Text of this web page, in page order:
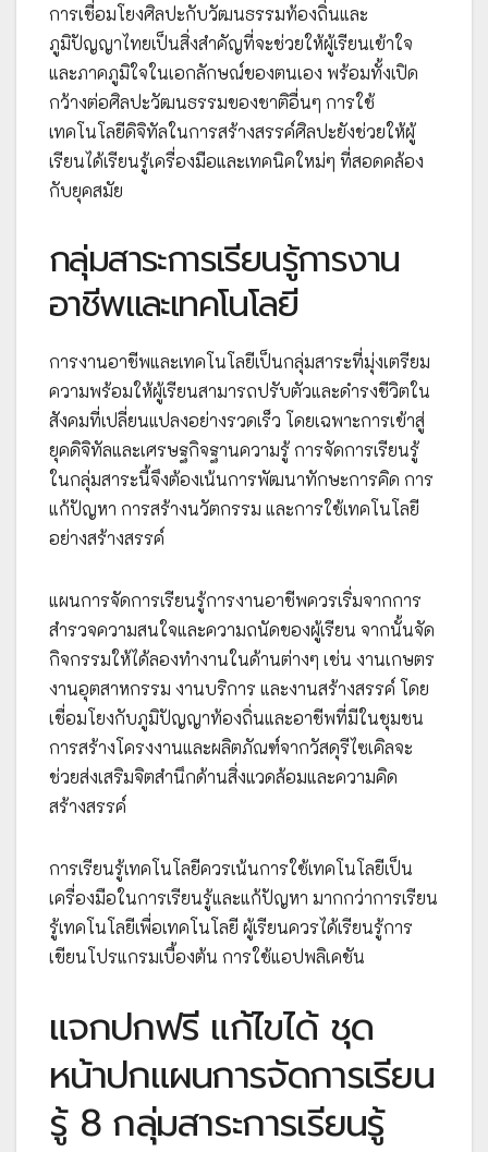
การเชื่อมโยงศิลปะกับวัฒนธรรมท้องถิ่นและ
ภูมิปัญญาไทยเป็นสิ่งสำคัญที่จะช่วยให้ผู้เรียนเข้าใจ
และภาคภูมิใจในเอกลักษณ์ของตนเอง พร้อมทั้งเปิด
กว้างต่อศิลปะวัฒนธรรมของชาติอื่นๆ การใช้
เทคโนโลยีดิจิทัลในการสร้างสรรค์ศิลปะยังช่วยให้ผู้
เรียนได้เรียนรู้เครื่องมือและเทคนิคใหม่ๆ ที่สอดคล้อง
กับยุคสมัย
กลุ่มสาระการเรียนรู้การงาน
อาชีพและเทคโนโลยี
การงานอาชีพและเทคโนโลยีเป็นกลุ่มสาระที่มุ่งเตรียม
ความพร้อมให้ผู้เรียนสามารถปรับตัวและดำรงชีวิตใน
สังคมที่เปลี่ยนแปลงอย่างรวดเร็ว โดยเฉพาะการเข้าสู่
ยุคดิจิทัลและเศรษฐกิจฐานความรู้ การจัดการเรียนรู้
ในกลุ่มสาระนี้จึงต้องเน้นการพัฒนาทักษะการคิด การ
แก้ปัญหา การสร้างนวัตกรรม และการใช้เทคโนโลยี
อย่างสร้างสรรค์
แผนการจัดการเรียนรู้การงานอาชีพควรเริ่มจากการ
สำรวจความสนใจและความถนัดของผู้เรียน จากนั้นจัด
กิจกรรมให้ได้ลองทำงานในด้านต่างๆ เช่น งานเกษตร
งานอุตสาหกรรม งานบริการ และงานสร้างสรรค์ โดย
เชื่อมโยงกับภูมิปัญญาท้องถิ่นและอาชีพที่มีในชุมชน
การสร้างโครงงานและผลิตภัณฑ์จากวัสดุรีไซเคิลจะ
ช่วยส่งเสริมจิตสำนึกด้านสิ่งแวดล้อมและความคิด
สร้างสรรค์
การเรียนรู้เทคโนโลยีควรเน้นการใช้เทคโนโลยีเป็น
เครื่องมือในการเรียนรู้และแก้ปัญหา มากกว่าการเรียน
รู้เทคโนโลยีเพื่อเทคโนโลยี ผู้เรียนควรได้เรียนรู้การ
เขียนโปรแกรมเบื้องต้น การใช้แอปพลิเคชัน
แจกปกฟรี แก้ไขได้ ชุด
หน้าปกแผนการจัดการเรียน
รู้ 8 กลุ่มสาระการเรียนรู้